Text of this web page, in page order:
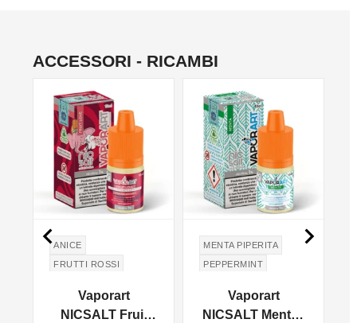
ACCESSORI - RICAMBI
ANICE
FRUTTI ROSSI
EUCALYPTUS
Vaporart
NICSALT Fruit
NON DISPONIBILE
MENTA PIPERITA
PEPPERMINT
Vaporart
NICSALT Menta -
NON DISPONIBILE
 